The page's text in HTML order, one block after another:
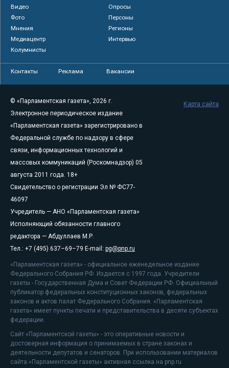
Видео
Опросы
Фото
Персоны
Мнения
Регионы
Медиацентр
Интервью
Колумнисты
Контакты Реклама Вакансии
© «Парламентская газета», 2026 г.
Электронное периодическое издание
«Парламентская газета» зарегистрировано в
Федеральной службе по надзору в сфере
связи, информационных технологий и
массовых коммуникаций (Роскомнадзор) 05
августа 2011 года. 18+
Свидетельство о регистрации Эл № ФС77-
46097
Учредитель — АНО «Парламентская газета»
Исполняющий обязанности главного
редактора — Абдуллаев М.Р.
Тел.: +7 (495) 637–69–79 E-mail: pg@pnp.ru
«Парламентская газета» - официальное еженедельное издание
Федерального Собрания РФ. Издается с 1997 года. Учредители
газеты - Государственная Дума и Совет Федерации РФ. Официальный
публикатор федеральных конституционных законов, федеральных
законов и актов палат Федерального Собрания. «Парламентская
газета» имеет пункты печати и представительства в десяти субъектах
федерации.
Сайт «Парламентской газеты» - это оперативные новости и
достоверная информация о принимаемых в стране законах и
деятельности депутатов и сенаторов. При использовании материалов
сайта «Парламентской газеты» активная ссылка на pnp.ru
Карта сайта